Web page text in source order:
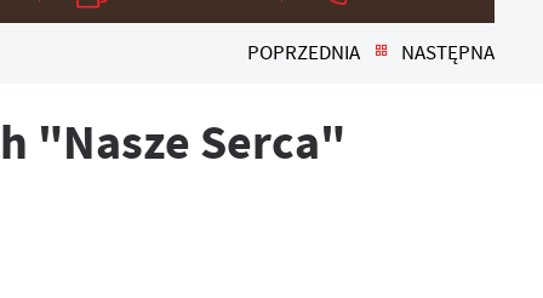
POPRZEDNIA NASTĘPNA
"Nasze Serca"